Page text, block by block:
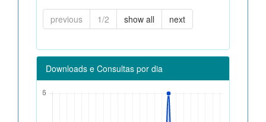
previous 1/2 show all next
Downloads e Consultas por dia